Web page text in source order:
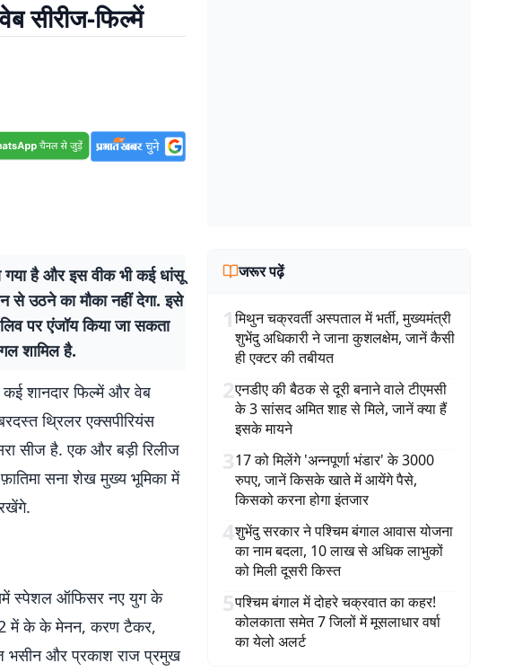
सीरीज-फिल्में
है और इस वीक भी कई धांसू
से उठने का मौका नहीं देगा. इसे
पर एंजॉय किया जा सकता
शामिल है.
शानदार फिल्में और वेब
थ्रिलर एक्सपीरियंस
सीज है. एक और बड़ी रिलीज
सना शेख मुख्य भूमिका में
स्पेशल ऑफिसर नए युग के
2 में के के मेनन, करण टैकर,
भसीन और प्रकाश राज प्रमुख
जरूर पढ़ें
1मिथुन चक्रवर्ती अस्पताल में भर्ती, मुख्यमंत्री
शुभेंदु अधिकारी ने जाना कुशलक्षेम, जानें कैसी
ही एक्टर की तबीयत
2एनडीए की बैठक से दूरी बनाने वाले टीएमसी
के 3 सांसद अमित शाह से मिले, जानें क्या हैं
इसके मायने
317 को मिलेंगे 'अन्नपूर्णा भंडार' के 3000
रुपए, जानें किसके खाते में आयेंगे पैसे,
किसको करना होगा इंतजार
4शुभेंदु सरकार ने पश्चिम बंगाल आवास योजना
का नाम बदला, 10 लाख से अधिक लाभुकों
को मिली दूसरी किस्त
5पश्चिम बंगाल में दोहरे चक्रवात का कहर!
कोलकाता समेत 7 जिलों में मूसलाधार वर्षा
का येलो अलर्ट